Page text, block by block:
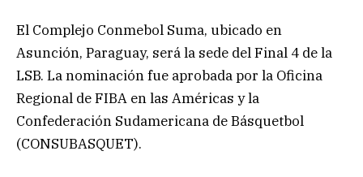
El Complejo Conmebol Suma, ubicado en
Asunción, Paraguay, será la sede del Final 4 de la
LSB. La nominación fue aprobada por la Oficina
Regional de FIBA en las Américas y la
Confederación Sudamericana de Básquetbol
(CONSUBASQUET).